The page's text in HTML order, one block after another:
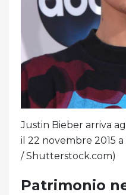
Justin Bieber arriva
il 22 novembre 2015
/ Shutterstock.com)
Patrimonio